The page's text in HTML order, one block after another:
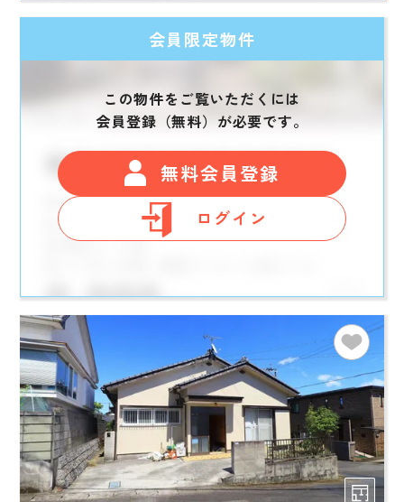
会員限定物件
この物件をご覧いただくには
会員登録（無料）が必要です。
無料会員登録
ログイン